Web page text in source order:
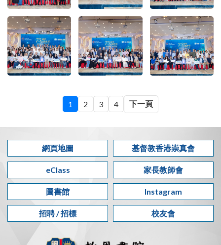
1 2 3 4 下一頁
網頁地圖 基督教香港崇真會
eClass 家長教師會
圖書館 Instagram
招聘 / 招標 校友會